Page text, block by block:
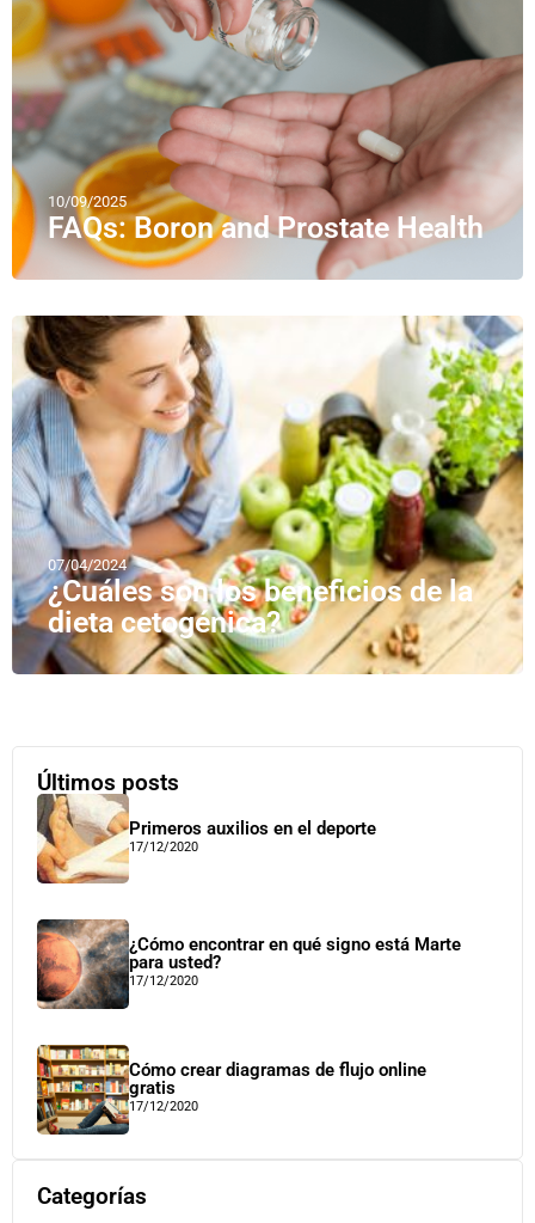
10/09/2025
FAQs: Boron and Prostate Health
07/04/2024
¿Cuáles son los beneficios de la
dieta cetogénica?
Últimos posts
Primeros auxilios en el deporte
17/12/2020
¿Cómo encontrar en qué signo está Marte
para usted?
17/12/2020
Cómo crear diagramas de flujo online
gratis
17/12/2020
Categorías